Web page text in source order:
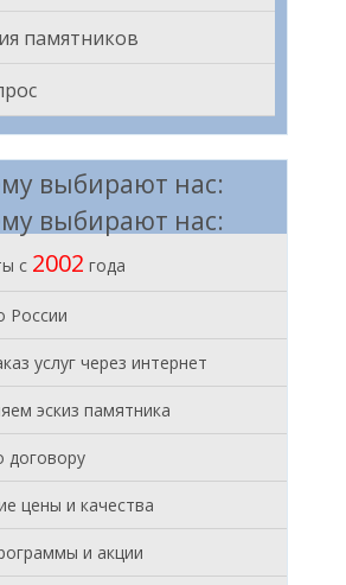
памятников
выбирают нас:
выбирают нас:
с 2002 года
России
услуг через интернет
эскиз памятника
договору
цены и качества
и акции